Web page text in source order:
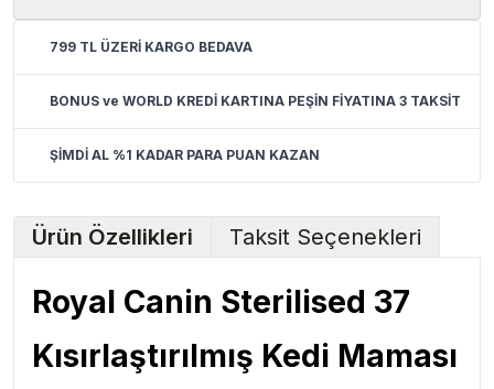
799 TL ÜZERİ KARGO BEDAVA
BONUS ve WORLD KREDİ KARTINA PEŞİN FİYATINA 3 TAKSİT
ŞİMDİ AL %1 KADAR PARA PUAN KAZAN
Ürün Özellikleri Taksit Seçenekleri
Royal Canin Sterilised 37
Kısırlaştırılmış Kedi Maması